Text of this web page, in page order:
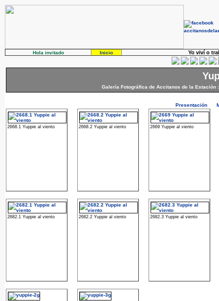
Hola invitado Inicio Yo viví o
Galería Fotográfica de Accitanos de la Estación
Presentación
2668.1 Yuppie al viento 2668.2 Yuppie al viento 2669 Yuppie al viento
2682.1 Yuppie al viento 2682.2 Yuppie al viento 2682.3 Yuppie al viento